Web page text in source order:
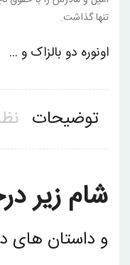
تنها گذاشت.
اونوره دو بالزاک و ...
توضیحات
شام زیر
و داستان های